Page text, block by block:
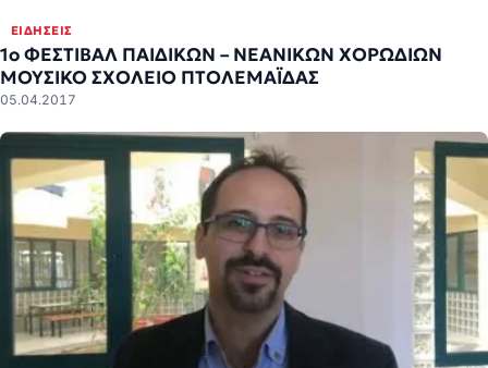
ΕΙΔΉΣΕΙΣ
1ο ΦΕΣΤΙΒΑΛ ΠΑΙΔΙΚΩΝ – ΝΕΑΝΙΚΩΝ ΧΟΡΩΔΙΩΝ
ΜΟΥΣΙΚΟ ΣΧΟΛΕΙΟ ΠΤΟΛΕΜΑΪΔΑΣ
05.04.2017